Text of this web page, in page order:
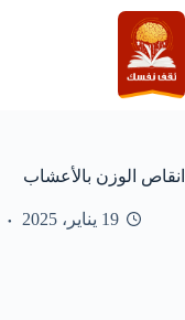
التجاوز
إلى
المحتوى
انقاص الوزن بالأعشاب
19 يناير، 2025